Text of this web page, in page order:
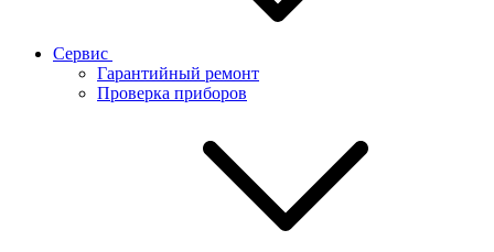
Сервис
Гарантийный ремонт
Проверка приборов